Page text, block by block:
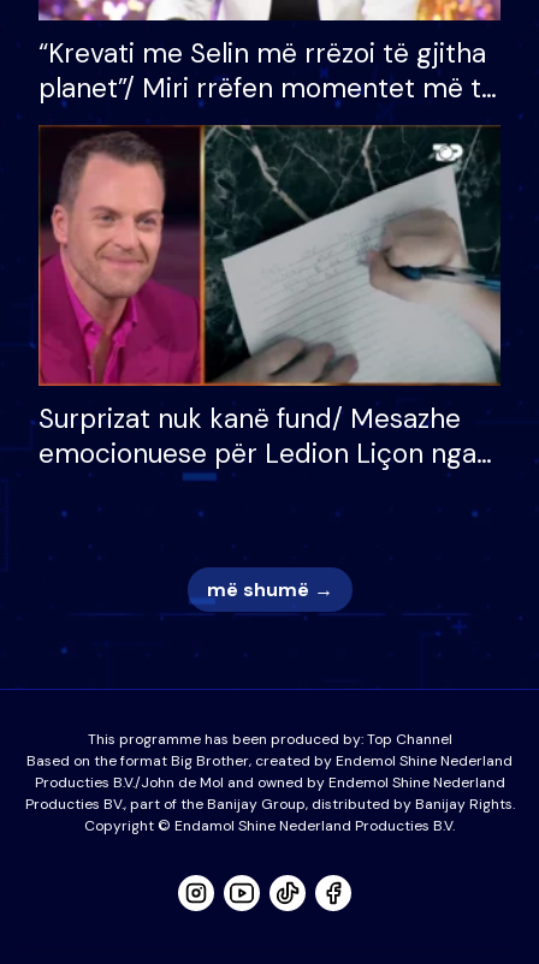
“Krevati me Selin më rrëzoi të gjitha
planet”/ Miri rrëfen momentet më të
bukura në shtëpinë e BB VIP: Do më
mungojë zilja e mëngjesit kur…
Surprizat nuk kanë fund/ Mesazhe
emocionuese për Ledion Liçon nga
nëna dhe fëmijët e tij, moderatori
nuk i mban dot lotët: Nuk meritoj…
më shumë →
This programme has been produced by:Top Channel
Based on the format Big Brother, created by Endemol Shine Nederland
Producties B.V./John de Mol and owned by Endemol Shine Nederland
Producties BV., part of the Banijay Group, distributed by Banijay Rights.
Copyright © Endamol Shine Nederland Producties B.V.